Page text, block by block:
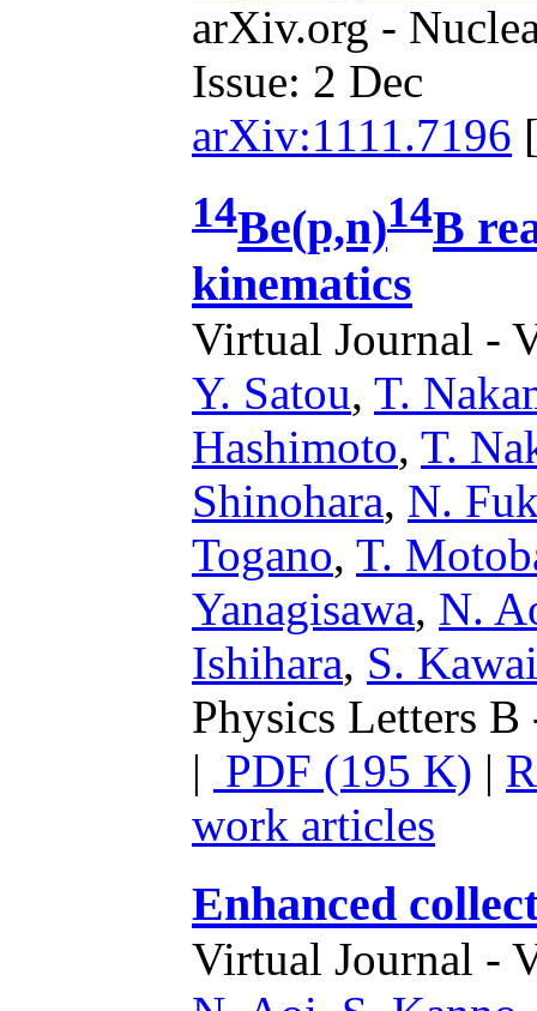
arXiv.org -
Issue: 2 Dec
arXiv:1111.7196
14Be(p,n)14B
kinematics
Virtual Journal -
Y. Satou, T.
Hashimoto, T.
Shinohara, N.
Togano, T.
Yanagisawa, N.
Ishihara, S. Kawai
Physics Letters
| PDF (195 K) |
work articles
Enhanced
Virtual Journal -